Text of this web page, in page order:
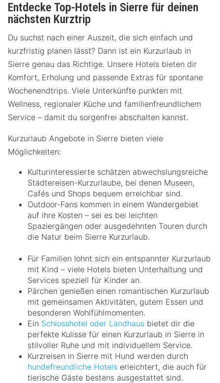
Entdecke Top-Hotels in Sierre für deinen
nächsten Kurztrip
Du suchst nach einer Auszeit, die sich einfach und
kurzfristig planen lässt? Dann ist ein Kurzurlaub in
Sierre genau das Richtige. Unsere Hotels bieten dir
Komfort, Erholung und passende Extras für spontane
Wochenendtrips. Viele Unterkünfte punkten mit
Wellness, regionaler Küche und familienfreundlichem
Service – damit du sorgenfrei abschalten kannst.
Kurzurlaub Angebote in Sierre bieten viele
Möglichkeiten:
Kulturinteressierte schätzen abwechslungsreiche
Städtereisen-Kurzurlaube, bei denen Museen,
Cafés und Shops bequem erreichbar sind.
Outdoor-Fans kommen in einem Wandergebiet
auf ihre Kosten – sei es bei leichten
Spaziergängen oder ausgedehnten Touren durch
die Natur beim Sierre Kurzurlaub.
Für Familien lohnt sich ein entspannter Kurzurlaub
mit Kind – viele Hotels bieten Unterhaltung und
Services speziell für Kinder an.
Pärchen genießen einen romantischen Kurzurlaub
mit gemeinsamen Aktivitäten, gutem Essen und
besonderen Wohlfühlmomenten.
Ein Schlosshotel oder Landhaus bietet dir die
perfekte Kulisse für einen Kurzurlaub in Sierre in
stilvoller Ruhe und mit individuellem Service.
Kurzreisen in Sierre mit Hund werden durch
hundefreundliche Hotels erleichtert, die auch für
tierische Gäste bestens ausgestattet sind.